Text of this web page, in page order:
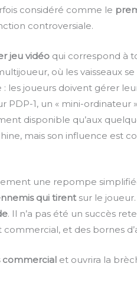
considéré comme le
controversiale.
jeu vidéo qui correspond à
où les vaisseaux
les joueurs doivent gérer
PDP-1, un « mini-ordinateur
disponible qu’aux
mais son influence est
une repompe
qui tirentsur le joueur.
. Il n’a pas été un succès
et des bornes
commercial et ouvrira la